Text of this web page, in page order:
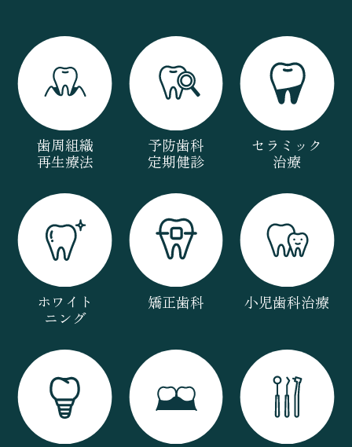
歯周組織
再生療法
予防歯科
定期健診
セラミック
治療
ホワイト
ニング
矯正歯科 小児歯科治療